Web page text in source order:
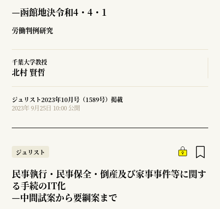
—函館地決令和4・4・1
労働判例研究
千葉大学教授
北村 賢哲
ジュリスト2023年10月号（1589号）掲載
2023年 9月25日 10:00 公開
ジュリスト
民事執行・民事保全・倒産及び家事事件等に関す
る手続のIT化
—中間試案から要綱案まで